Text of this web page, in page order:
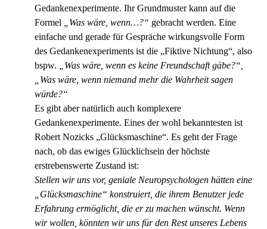
Gedankenexperimente. Ihr Grundmuster kann auf die
Formel
„Was wäre, wenn…?“ gebracht werden. Eine
einfache und gerade für Gespräche wirkungsvolle Form
des Gedankenexperiments ist die „Fiktive Nichtung“, also
bspw. „Was wäre, wenn es keine Freundschaft gäbe?“,
„Was wäre, wenn niemand mehr die Wahrheit sagen
würde?“
Es gibt aber natürlich auch komplexere
Gedankenexperimente. Eines der wohl bekanntesten ist
Robert Nozicks „Glücksmaschine“. Es geht der Frage
nach, ob das ewiges Glücklichsein der höchste
erstrebenswerte Zustand ist:
Stellen wir uns vor, geniale Neuropsychologen hätten eine
„Glücksmaschine“ konstruiert, die ihrem Benutzer jede
Erfahrung ermöglicht, die er zu machen wünscht. Wenn
wir wollen, könnten wir uns für den Rest unseres Lebens